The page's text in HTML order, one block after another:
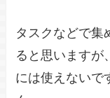
タスクなどで集
ると思いますが
には使えないで